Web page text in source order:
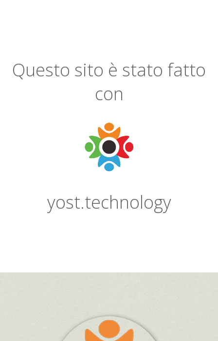
Questo sito è stato fatto
con
yost.technology